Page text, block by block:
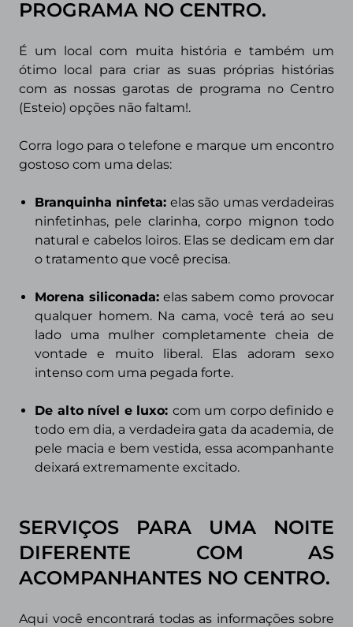
PROGRAMA NO CENTRO.
É um local com muita história e também um
ótimo local para criar as suas próprias histórias
com as nossas garotas de programa no Centro
(Esteio) opções não faltam!.
Corra logo para o telefone e marque um encontro
gostoso com uma delas:
Branquinha ninfeta: elas são umas verdadeiras
ninfetinhas, pele clarinha, corpo mignon todo
natural e cabelos loiros. Elas se dedicam em dar
o tratamento que você precisa.
Morena siliconada: elas sabem como provocar
qualquer homem. Na cama, você terá ao seu
lado uma mulher completamente cheia de
vontade e muito liberal. Elas adoram sexo
intenso com uma pegada forte.
De alto nível e luxo: com um corpo definido e
todo em dia, a verdadeira gata da academia, de
pele macia e bem vestida, essa acompanhante
deixará extremamente excitado.
SERVIÇOS PARA UMA NOITE
DIFERENTE COM AS
ACOMPANHANTES NO CENTRO.
Aqui você encontrará todas as informações sobre